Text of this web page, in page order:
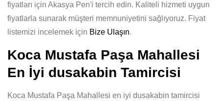
fiyatları için Akasya Pen'i tercih edin. Kaliteli hizmeti uygun
fiyatlarla sunarak müşteri memnuniyetini sağlıyoruz. Fiyat
listemizi incelemek için Bize Ulaşın.
Koca Mustafa Paşa Mahallesi
En İyi dusakabin Tamircisi
Koca Mustafa Paşa Mahallesi en iyi dusakabin tamircisi